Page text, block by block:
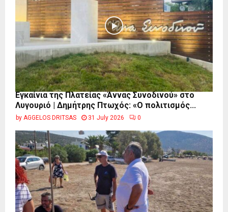
Εγκαίνια της Πλατείας «Άννας Συνοδινού» στο
Λυγουριό | Δημήτρης Πτωχός: «Ο πολιτισμός...
by AGGELOS DRITSAS 31 July 2026 0